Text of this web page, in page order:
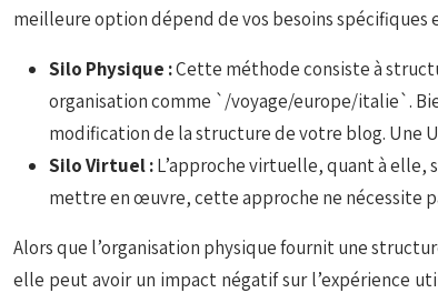
meilleure option dépend de vos besoins spécifiques
Silo Physique :Cette méthode consiste à
organisation comme `/voyage/europe/italie`.
modification de la structure de votre blog. Une
Silo Virtuel :L’approche virtuelle, quant à elle,
mettre en œuvre, cette approche ne nécessite
Alors que l’organisation physique fournit une
elle peut avoir un impact négatif sur l’expérience